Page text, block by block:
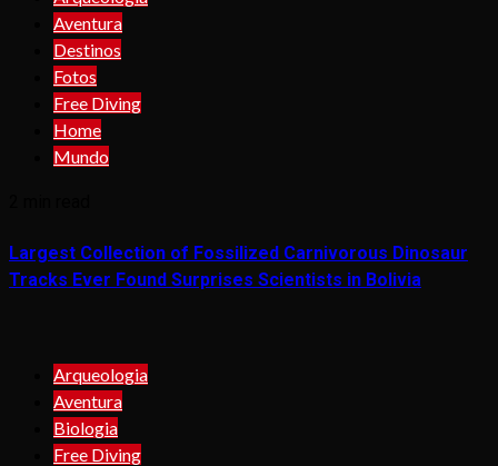
Aventura
Destinos
Fotos
Free Diving
Home
Mundo
Largest Collection of Fossilized Carnivorous Dinosaur
Tracks Ever Found Surprises Scientists in Bolivia
Arqueologia
Aventura
Biologia
Free Diving